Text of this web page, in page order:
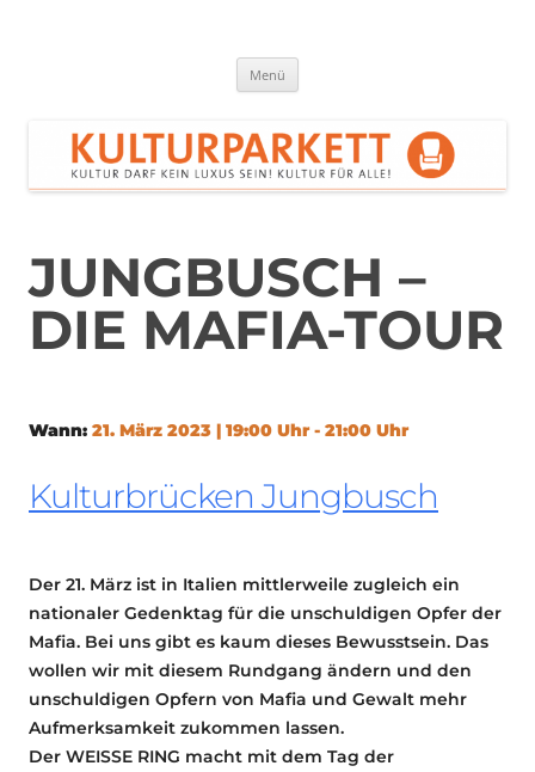
Menü
JUNGBUSCH –
DIE MAFIA-TOUR
Wann: 21. März 2023 | 19:00 Uhr - 21:00 Uhr
Kulturbrücken Jungbusch
Der 21. März ist in Italien mittlerweile zugleich ein
nationaler Gedenktag für die unschuldigen Opfer der
Mafia. Bei uns gibt es kaum dieses Bewusstsein. Das
wollen wir mit diesem Rundgang ändern und den
unschuldigen Opfern von Mafia und Gewalt mehr
Aufmerksamkeit zukommen lassen.
Der WEISSE RING macht mit dem Tag der